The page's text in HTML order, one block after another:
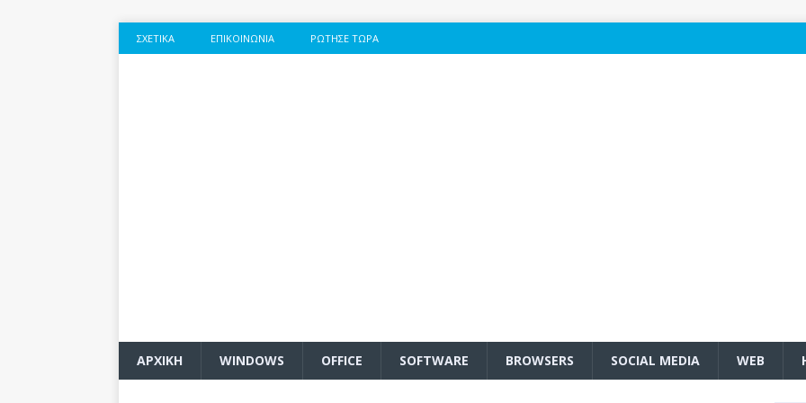
ΣΧΕΤΙΚΆ ΕΠΙΚΟΙΝΩΝΊΑ ΡΏΤΗΣΕ ΤΏΡΑ
ΑΡΧΙΚΗ WINDOWS OFFICE SOFTWARE BROWSERS SOCIAL MEDIA WEB